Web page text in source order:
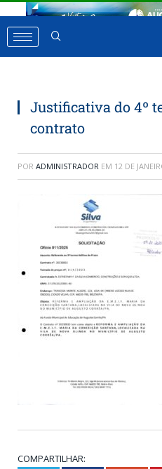
Justificativa do 4º
contrato
POR ADMINISTRADOR EM 12 DE
COMPARTILHAR: